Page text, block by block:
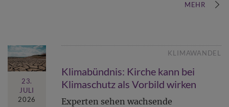
MEHR
23.
JULI
2026
KLIMAWANDEL
Klimabündnis: Kirche kann bei
Klimaschutz als Vorbild wirken
Experten sehen wachsende